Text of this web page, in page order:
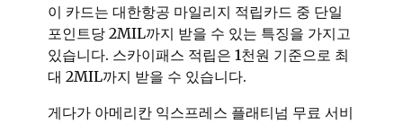
이 카드는 대한항공 마일리지 적립카드 중 단일
포인트당 2MIL까지 받을 수 있는 특징을 가지고
있습니다. 스카이패스 적립은 1천원 기준으로 최
대 2MIL까지 받을 수 있습니다.
게다가 아메리칸 익스프레스 플래티넘 무료 서비